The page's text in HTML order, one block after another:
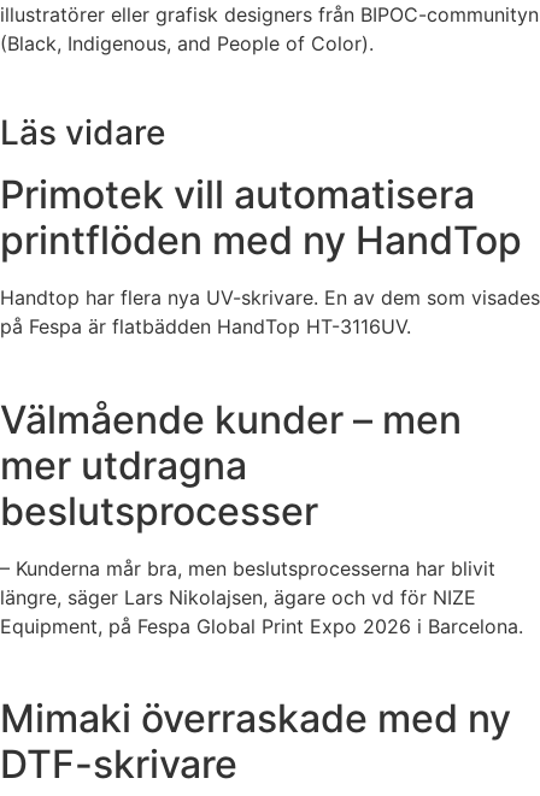
illustratörer eller grafisk designers från BIPOC-communityn
(Black, Indigenous, and People of Color).
Läs vidare
Primotek vill automatisera
printflöden med ny HandTop
Handtop har flera nya UV-skrivare. En av dem som visades
på Fespa är flatbädden HandTop HT-3116UV.
Välmående kunder – men
mer utdragna
beslutsprocesser
– Kunderna mår bra, men beslutsprocesserna har blivit
längre, säger Lars Nikolajsen, ägare och vd för NIZE
Equipment, på Fespa Global Print Expo 2026 i Barcelona.
Mimaki överraskade med ny
DTF-skrivare